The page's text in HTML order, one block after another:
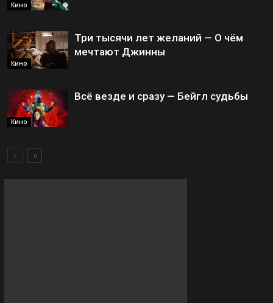
Кино
Кино
Три тысячи лет желаний — О чём
мечтают Джинны
Кино
Всё везде и сразу — Бейгл судьбы